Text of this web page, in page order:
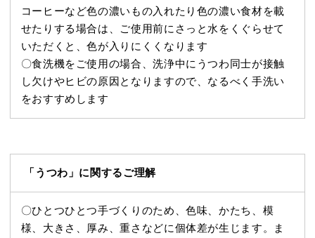
コーヒーなど色の濃いもの入れたり色の濃い食材を載
せたりする場合は、ご使用前にさっと水をくぐらせて
いただくと、色が入りにくくなります
〇食洗機をご使用の場合、洗浄中にうつわ同士が接触
し欠けやヒビの原因となりますので、なるべく手洗い
をおすすめします
「うつわ」に関するご理解
〇ひとつひとつ手づくりのため、色味、かたち、模
様、大きさ、厚み、重さなどに個体差が生じます。ま